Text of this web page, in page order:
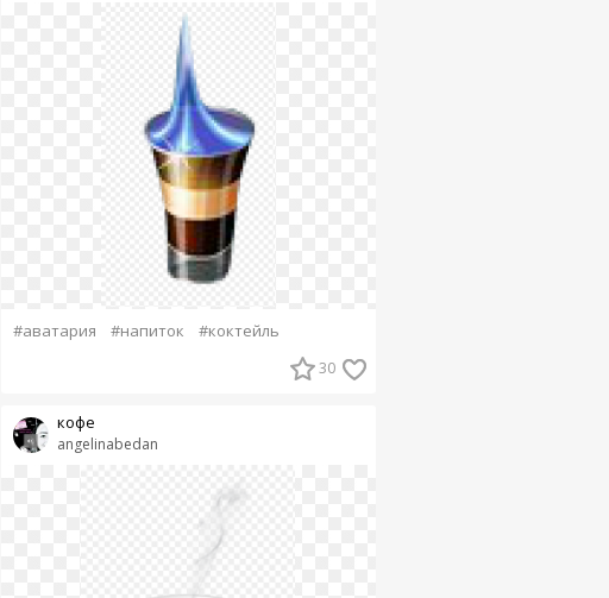
#аватария #напиток #коктейль
30
angelinabedan
кофе